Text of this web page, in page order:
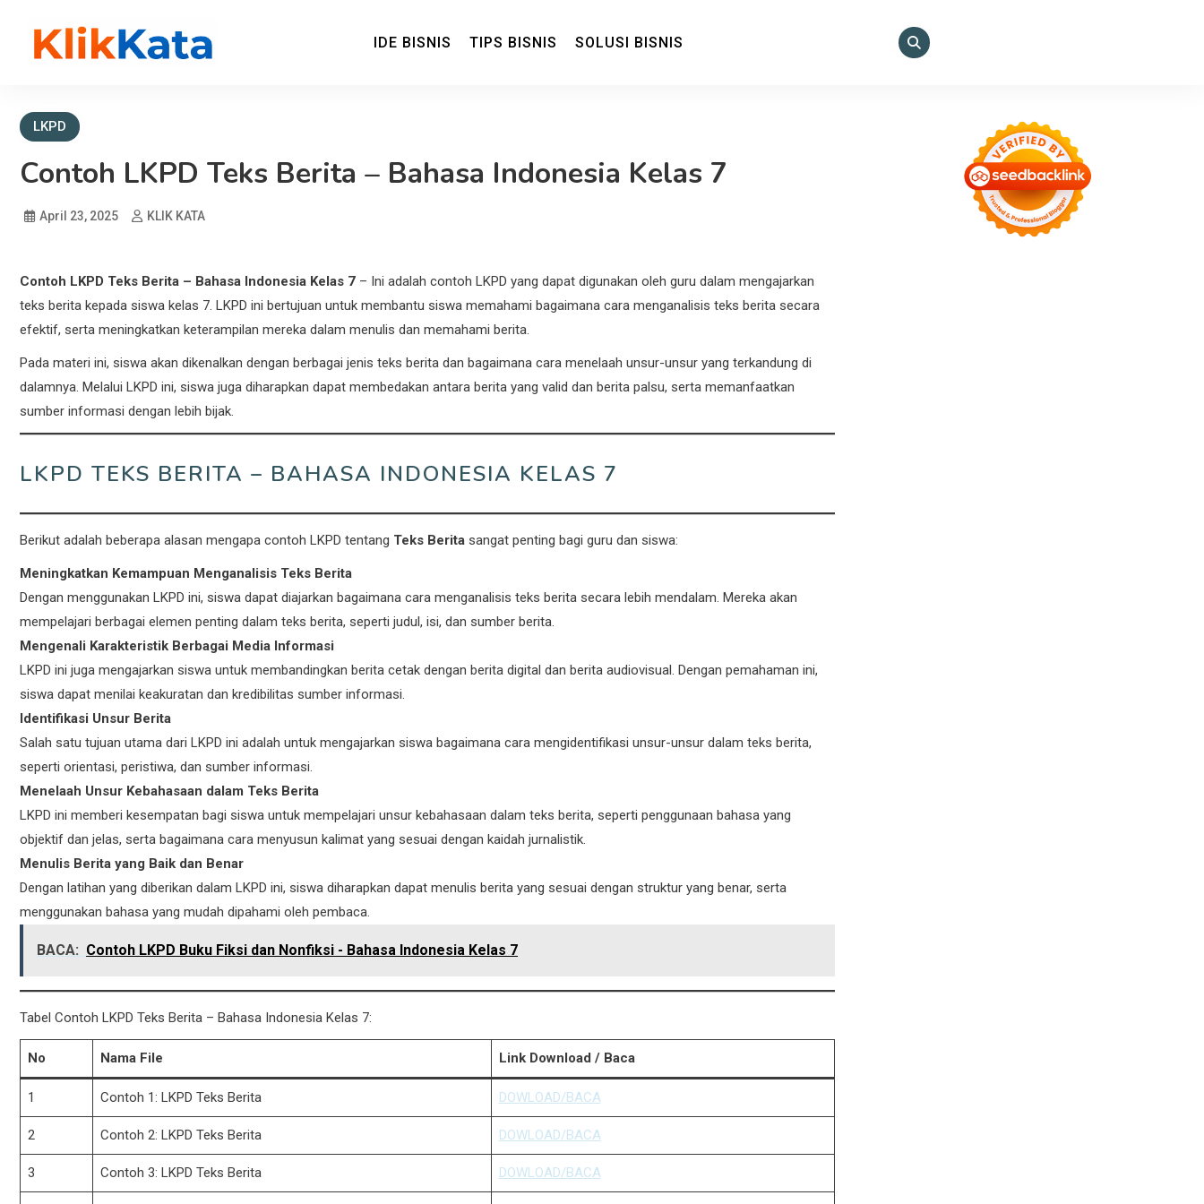
IDE BISNIS TIPS BISNIS SOLUSI BISNIS
LKPD
Contoh LKPD Teks Berita – Bahasa Indonesia Kelas 7
April 23, 2025 KLIK KATA
Contoh LKPD Teks Berita – Bahasa Indonesia Kelas 7 – Ini adalah contoh LKPD yang dapat digunakan oleh guru dalam mengajarkan
teks berita kepada siswa kelas 7. LKPD ini bertujuan untuk membantu siswa memahami bagaimana cara menganalisis teks berita secara
efektif, serta meningkatkan keterampilan mereka dalam menulis dan memahami berita.
Pada materi ini, siswa akan dikenalkan dengan berbagai jenis teks berita dan bagaimana cara menelaah unsur-unsur yang terkandung di
dalamnya. Melalui LKPD ini, siswa juga diharapkan dapat membedakan antara berita yang valid dan berita palsu, serta memanfaatkan
sumber informasi dengan lebih bijak.
LKPD TEKS BERITA – BAHASA INDONESIA KELAS 7
Berikut adalah beberapa alasan mengapa contoh LKPD tentang Teks Berita sangat penting bagi guru dan siswa:
Meningkatkan Kemampuan Menganalisis Teks Berita
Dengan menggunakan LKPD ini, siswa dapat diajarkan bagaimana cara menganalisis teks berita secara lebih mendalam. Mereka akan
mempelajari berbagai elemen penting dalam teks berita, seperti judul, isi, dan sumber berita.
Mengenali Karakteristik Berbagai Media Informasi
LKPD ini juga mengajarkan siswa untuk membandingkan berita cetak dengan berita digital dan berita audiovisual. Dengan pemahaman ini,
siswa dapat menilai keakuratan dan kredibilitas sumber informasi.
Identifikasi Unsur Berita
Salah satu tujuan utama dari LKPD ini adalah untuk mengajarkan siswa bagaimana cara mengidentifikasi unsur-unsur dalam teks berita,
seperti orientasi, peristiwa, dan sumber informasi.
Menelaah Unsur Kebahasaan dalam Teks Berita
LKPD ini memberi kesempatan bagi siswa untuk mempelajari unsur kebahasaan dalam teks berita, seperti penggunaan bahasa yang
objektif dan jelas, serta bagaimana cara menyusun kalimat yang sesuai dengan kaidah jurnalistik.
Menulis Berita yang Baik dan Benar
Dengan latihan yang diberikan dalam LKPD ini, siswa diharapkan dapat menulis berita yang sesuai dengan struktur yang benar, serta
menggunakan bahasa yang mudah dipahami oleh pembaca.
BACA: Contoh LKPD Buku Fiksi dan Nonfiksi - Bahasa Indonesia Kelas 7
Tabel Contoh LKPD Teks Berita – Bahasa Indonesia Kelas 7:
No Nama File Link Download / Baca
1 Contoh 1: LKPD Teks Berita DOWLOAD/BACA
2 Contoh 2: LKPD Teks Berita DOWLOAD/BACA
3 Contoh 3: LKPD Teks Berita DOWLOAD/BACA